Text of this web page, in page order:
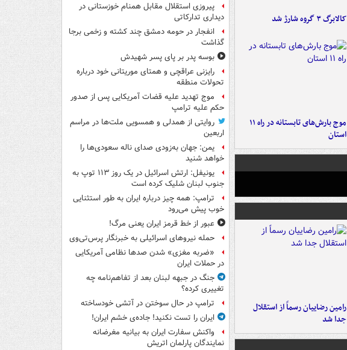
کالابرگ ۳ گروه شارژ شد
موج بارش‌های تابستانه در راه ۱۱
استان
رامین رضاییان رسماً از استقلال
جدا شد
پیروزی استقلال مقابل همنام خوزستانی در
دیداری تدارکاتی
انفجار در حومه دمشق چند کشته و زخمی برجا
گذاشت
بوسه‌ پدر بر پای پسر شهیدش
رایزنی عراقچی و همتای موریتانی خود درباره
تحولات منطقه
موج تهدید علیه قضات آمریکایی پس از صدور
حکم علیه ترامپ
روایتی از همدلی و همسویی ملت‌ها در مراسم
اربعین
یمن: جهان به‌زودی صدای ناله سعودی‌ها را
خواهد شنید
یونیفل: ارتش اسرائیل در یک روز ۱۱۳ توپ به
جنوب لبنان شلیک کرده است
ترامپ: همه چیز درباره ایران به طور استثنایی
خوب پیش می‌رود
عبور از خط قرمز ایران یعنی مرگ!
حمله نیروهای اسرائیلی به خبرنگار پرس‌تی‌وی
«ضربه مغزی» شدن صدها نظامی آمریکایی
در حملات ایران
جنگ در جبهه لبنان بعد از تفاهم‌نامه چه
تغییری کرده؟
ترامپ در حال سوختن در آتشی خودساخته
ایران را تست نکنید! جاده‌ی خشم ایران!
واکنش سفارت ایران به بیانیه مغرضانه
نمایندگان پارلمان اتریش